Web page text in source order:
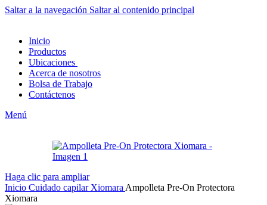
Saltar a la navegación Saltar al contenido principal
Inicio
Productos
Ubicaciones
Acerca de nosotros
Bolsa de Trabajo
Contáctenos
Menú
Haga clic para ampliar
Inicio Cuidado capilar Xiomara Ampolleta Pre-On Protectora
Xiomara